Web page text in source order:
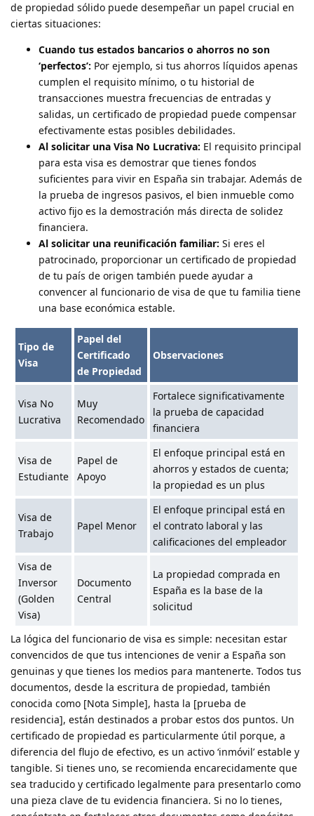
de propiedad sólido puede desempeñar un papel crucial en
ciertas situaciones:
Cuando tus estados bancarios o ahorros no son
‘perfectos’: Por ejemplo, si tus ahorros líquidos apenas
cumplen el requisito mínimo, o tu historial de
transacciones muestra frecuencias de entradas y
salidas, un certificado de propiedad puede compensar
efectivamente estas posibles debilidades.
Al solicitar una Visa No Lucrativa: El requisito principal
para esta visa es demostrar que tienes fondos
suficientes para vivir en España sin trabajar. Además de
la prueba de ingresos pasivos, el bien inmueble como
activo fijo es la demostración más directa de solidez
financiera.
Al solicitar una reunificación familiar: Si eres el
patrocinado, proporcionar un certificado de propiedad
de tu país de origen también puede ayudar a
convencer al funcionario de visa de que tu familia tiene
una base económica estable.
Tipo de
Visa
Papel del
Certificado
de Propiedad
Observaciones
Visa No
Lucrativa
Muy
Recomendado
Fortalece significativamente
la prueba de capacidad
financiera
Visa de
Estudiante
Papel de
Apoyo
El enfoque principal está en
ahorros y estados de cuenta;
la propiedad es un plus
Visa de
Trabajo
Papel Menor
El enfoque principal está en
el contrato laboral y las
calificaciones del empleador
Visa de
Inversor
(Golden
Visa)
Documento
Central
La propiedad comprada en
España es la base de la
solicitud
La lógica del funcionario de visa es simple: necesitan estar
convencidos de que tus intenciones de venir a España son
genuinas y que tienes los medios para mantenerte. Todos tus
documentos, desde la escritura de propiedad, también
conocida como [Nota Simple], hasta la [prueba de
residencia], están destinados a probar estos dos puntos. Un
certificado de propiedad es particularmente útil porque, a
diferencia del flujo de efectivo, es un activo ‘inmóvil’ estable y
tangible. Si tienes uno, se recomienda encarecidamente que
sea traducido y certificado legalmente para presentarlo como
una pieza clave de tu evidencia financiera. Si no lo tienes,